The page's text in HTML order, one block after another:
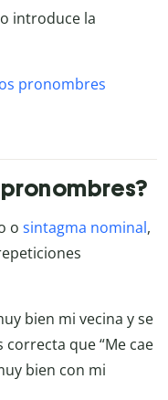
introduce la
pronombres
o sintagma nominal,
bien mi vecina y se
correcta que “Me cae
bien con mi